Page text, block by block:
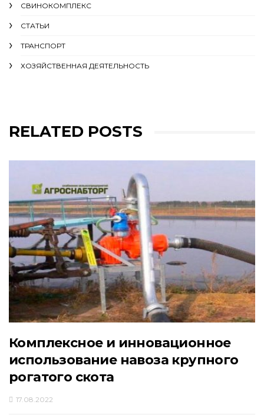
СВИНОКОМПЛЕКС
СТАТЬИ
ТРАНСПОРТ
ХОЗЯЙСТВЕННАЯ ДЕЯТЕЛЬНОСТЬ
RELATED POSTS
Комплексное и инновационное
использование навоза крупного
рогатого скота
17.08.2022